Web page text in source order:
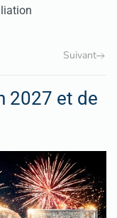
Suivant
2027 et de